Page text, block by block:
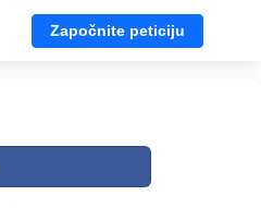
Započnite peticiju